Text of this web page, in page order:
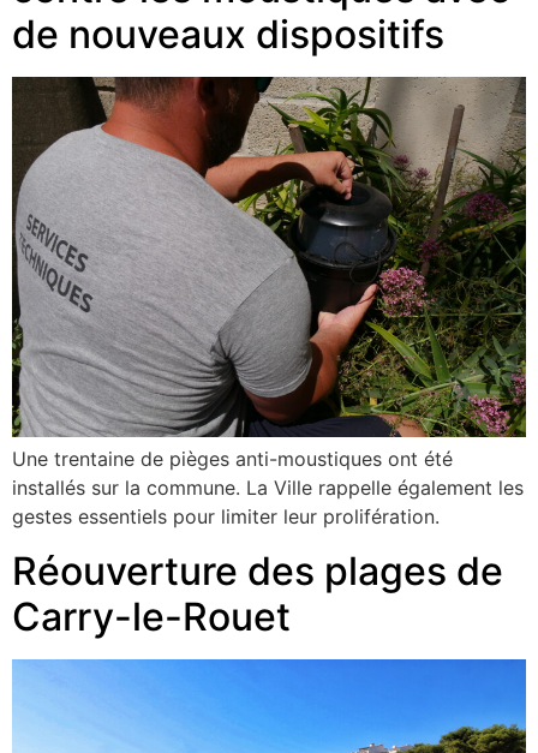
de nouveaux dispositifs
Une trentaine de pièges anti-moustiques ont été
installés sur la commune. La Ville rappelle également les
gestes essentiels pour limiter leur prolifération.
Réouverture des plages de
Carry-le-Rouet